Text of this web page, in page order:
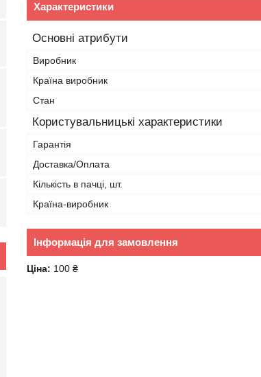
Характеристики
Основні атрибути
Виробник
Країна виробник
Стан
Користувальницькі характеристики
Гарантія
Доставка/Оплата
Кількість в пачці, шт.
Країна-виробник
Інформація для замовлення
Ціна: 100 ₴